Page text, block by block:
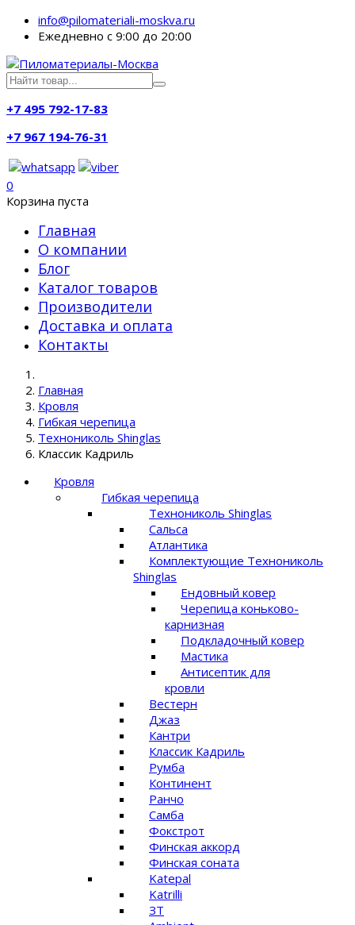
info@pilomateriali-moskva.ru
Ежедневно с 9:00 до 20:00
+7 495 792-17-83
+7 967 194-76-31
0
Корзина пуста
Главная
О компании
Блог
Каталог товаров
Производители
Доставка и оплата
Контакты
Главная
Кровля
Гибкая черепица
Технониколь Shinglas
Классик Кадриль
Кровля
Гибкая черепица
Технониколь Shinglas
Сальса
Атлантика
Комплектующие Технониколь
Shinglas
Ендовный ковер
Черепица коньково-
карнизная
Подкладочный ковер
Мастика
Антисептик для
кровли
Вестерн
Джаз
Кантри
Классик Кадриль
Румба
Континент
Ранчо
Самба
Фокстрот
Финская аккорд
Финская соната
Katepal
Katrilli
ЗТ